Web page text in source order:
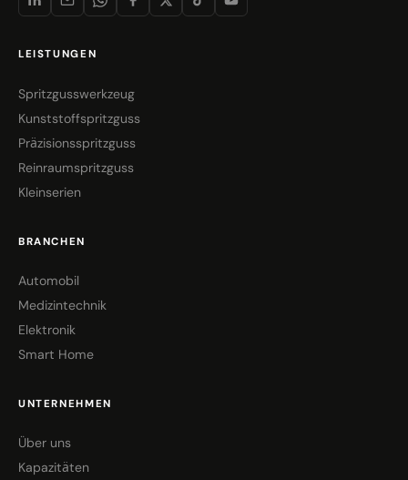
LEISTUNGEN
Spritzgusswerkzeug
Kunststoffspritzguss
Präzisionsspritzguss
Reinraumspritzguss
Kleinserien
BRANCHEN
Automobil
Medizintechnik
Elektronik
Smart Home
UNTERNEHMEN
Über uns
Kapazitäten